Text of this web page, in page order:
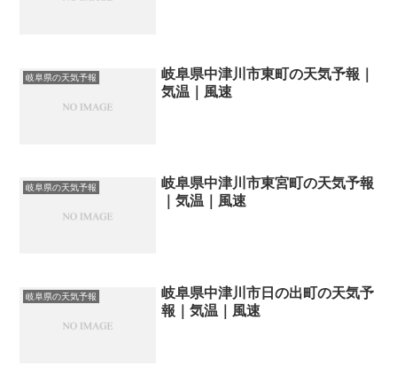
岐阜県の天気予報
岐阜県中津川市東町の天気予報｜
気温｜風速
岐阜県の天気予報
岐阜県中津川市東宮町の天気予報
｜気温｜風速
岐阜県の天気予報
岐阜県中津川市日の出町の天気予
報｜気温｜風速